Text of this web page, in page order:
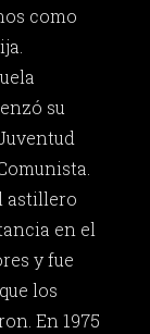
como
su
astillero
en el
y fue
los
En 1975